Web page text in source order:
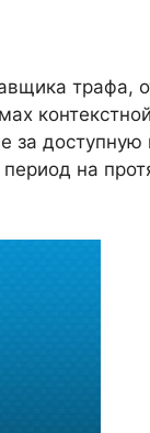
трафа,
доступную
на